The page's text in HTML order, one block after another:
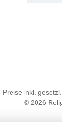
Preise inkl.
© 2026